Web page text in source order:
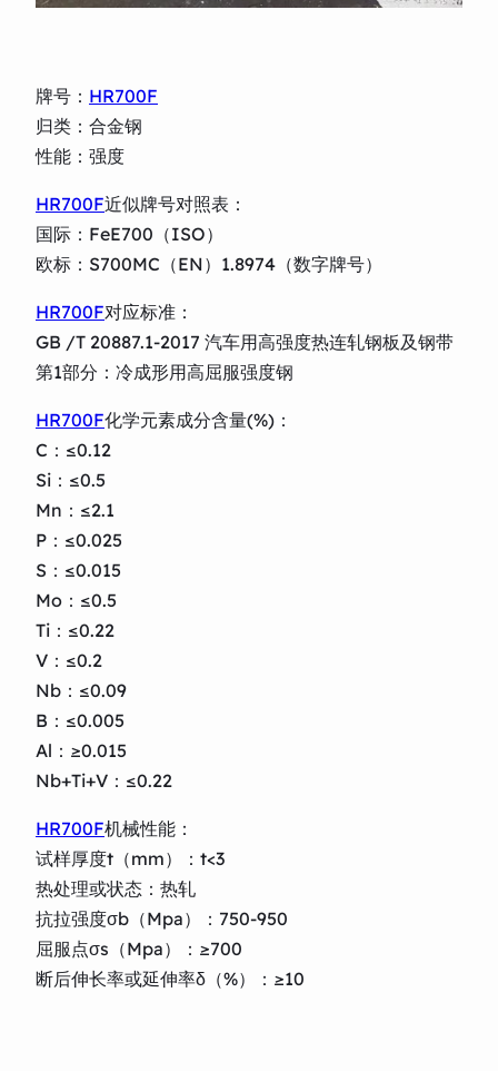
牌号： HR700F
归类：合金钢
性能：强度
HR700F近似牌号对照表：
国际：FeE700（ISO）
欧标：S700MC（EN）1.8974（数字牌号）
HR700F对应标准：
GB /T 20887.1-2017 汽车用高强度热连轧钢板及钢带
第1部分：冷成形用高屈服强度钢
HR700F化学元素成分含量(%)：
C：≤0.12
Si：≤0.5
Mn：≤2.1
P：≤0.025
S：≤0.015
Mo：≤0.5
Ti：≤0.22
V：≤0.2
Nb：≤0.09
B：≤0.005
Al：≥0.015
Nb+Ti+V：≤0.22
HR700F机械性能：
试样厚度t（mm）：t<3
热处理或状态：热轧
抗拉强度σb（Mpa）：750-950
屈服点σs（Mpa）：≥700
断后伸长率或延伸率δ（%）：≥10